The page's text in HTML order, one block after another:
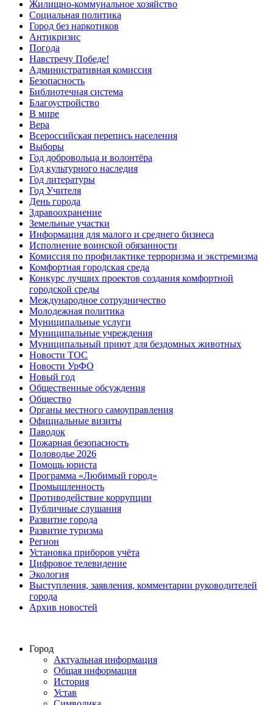
Жилищно-коммунальное хозяйство
Социальная политика
Город без наркотиков
Антикризис
Погода
Навстречу Победе!
Административная комиссия
Безопасность
Библиотечная система
Благоустройство
В мире
Вера
Всероссийская перепись населения
Выборы
Год добровольца и волонтёра
Год культурного наследия
Год литературы
Год Учителя
День города
Здравоохранение
Земельные участки
Информация для малого и среднего бизнеса
Исполнение воинской обязанности
Комиссия по профилактике терроризма и экстремизма
Комфортная городская среда
Конкурс лучших проектов создания комфортной
городской среды
Международное сотрудничество
Молодежная политика
Муниципальные услуги
Муниципальные учреждения
Муниципальный приют для бездомных животных
Новости ТОС
Новости УрФО
Новый год
Общественные обсуждения
Общество
Органы местного самоуправления
Официальные визиты
Паводок
Пожарная безопасность
Половодье 2026
Помощь юриста
Программа «Любимый город»
Промышленность
Противодействие коррупции
Публичные слушания
Развитие города
Развитие туризма
Регион
Установка приборов учёта
Цифровое телевидение
Экология
Выступления, заявления, комментарии руководителей
города
Архив новостей
Город
Актуальная информация
Общая информация
История
Устав